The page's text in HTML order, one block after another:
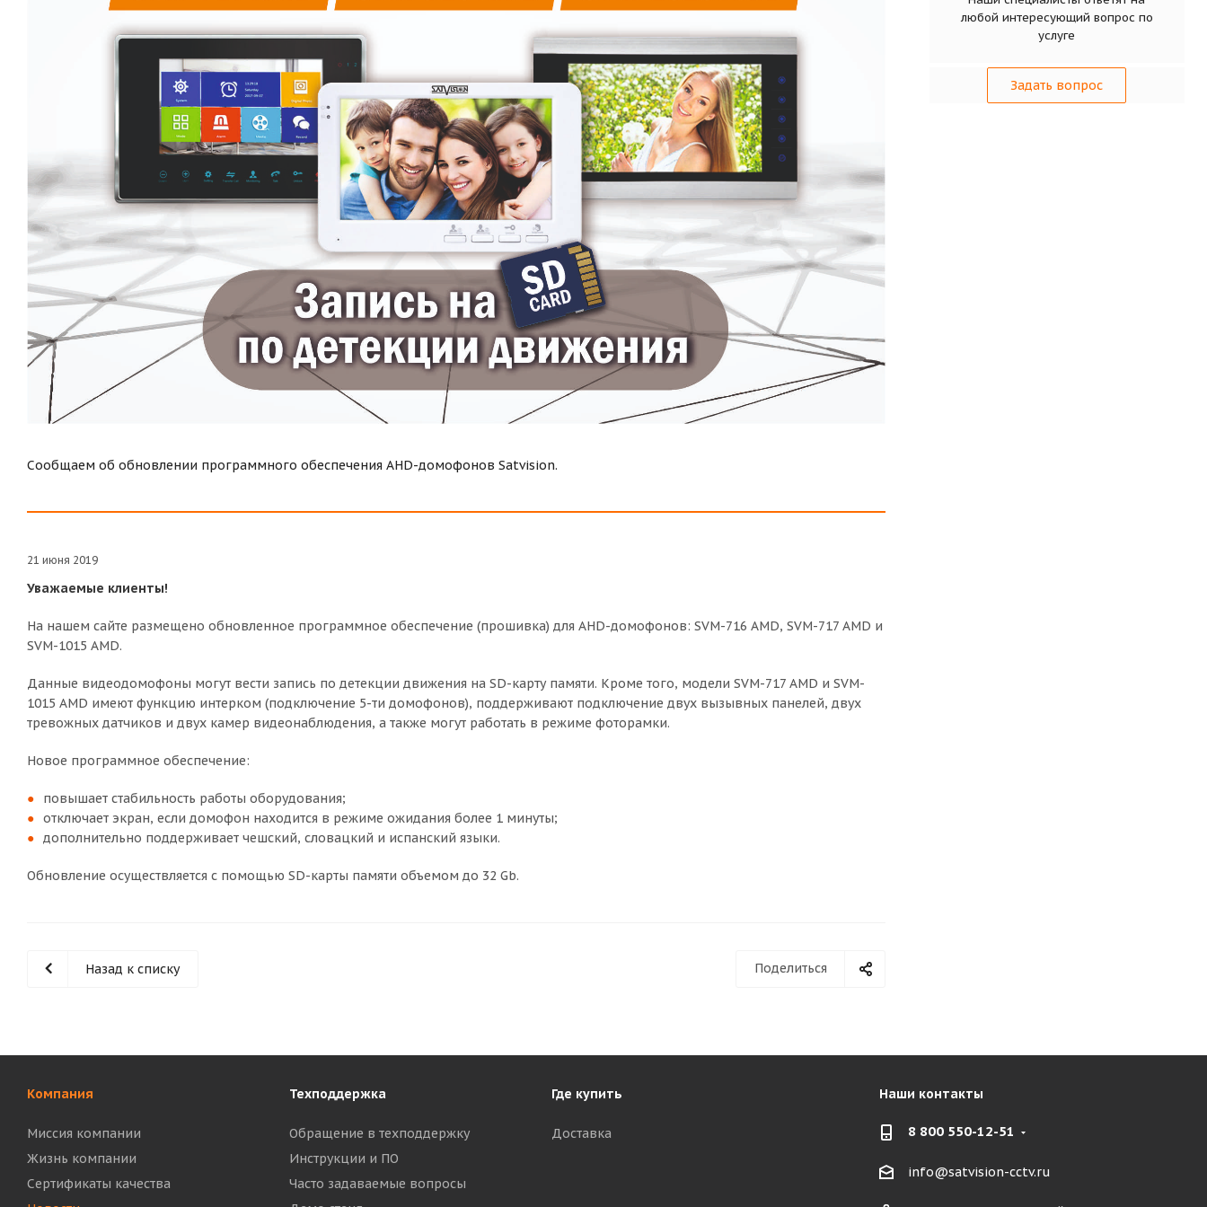
Сообщаем об обновлении программного обеспечения AHD-домофонов Satvision.
21 июня 2019
Уважаемые клиенты!
На нашем сайте размещено обновленное программное обеспечение (прошивка) для AHD-домофонов: SVM-716 AMD, SVM-717 AMD и
SVM-1015 AMD.
Данные видеодомофоны могут вести запись по детекции движения на SD-карту памяти. Кроме того, модели SVM-717 AMD и SVM-
1015 AMD имеют функцию интерком (подключение 5-ти домофонов), поддерживают подключение двух вызывных панелей, двух
тревожных датчиков и двух камер видеонаблюдения, а также могут работать в режиме фоторамки.
Новое программное обеспечение:
повышает стабильность работы оборудования;
отключает экран, если домофон находится в режиме ожидания более 1 минуты;
дополнительно поддерживает чешский, словацкий и испанский языки.
Обновление осуществляется с помощью SD-карты памяти объемом до 32 Gb.
любой интересующий вопрос по
услуге
Задать вопрос
Поделиться
Назад к списку
Компания
Миссия компании
Жизнь компании
Сертификаты качества
Техподдержка
Обращение в техподдержку
Инструкции и ПО
Часто задаваемые вопросы
Где купить
Доставка
Наши контакты
8 800 550-12-51
info@satvision-cctv.ru